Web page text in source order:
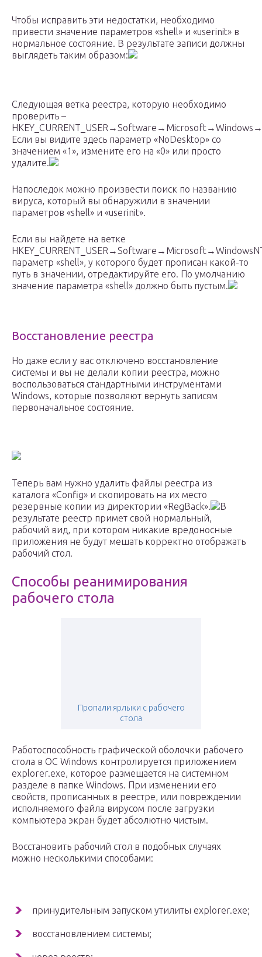
Чтобы исправить эти недостатки, необходимо
привести значение параметров «shell» и «userinit» в
нормальное состояние. В результате записи должны
выглядеть таким образом:
Следующая ветка реестра, которую необходимо
проверить –
Если вы видите здесь параметр «NoDesktop» со
значением «1», измените его на «0» или просто
удалите.
Напоследок можно произвести поиск по названию
вируса, который вы обнаружили в значении
параметров «shell» и «userinit».
Если вы найдете на ветке
параметр «shell», у которого будет прописан какой-то
путь в значении, отредактируйте его. По умолчанию
значение параметра «shell» должно быть пустым.
Восстановление реестра
Но даже если у вас отключено восстановление
системы и вы не делали копии реестра, можно
воспользоваться стандартными инструментами
Windows, которые позволяют вернуть записям
первоначальное состояние.
Теперь вам нужно удалить файлы реестра из
каталога «Config» и скопировать на их место
резервные копии из директории «RegBack».
В
результате реестр примет свой нормальный,
рабочий вид, при котором никакие вредоносные
приложения не будут мешать корректно отображать
рабочий стол.
Способы реанимирования
рабочего стола
Пропали ярлыки с рабочего
стола
Работоспособность графической оболочки рабочего
стола в ОС Windows контролируется приложением
explorer.exe, которое размещается на системном
разделе в папке Windows. При изменении его
свойств, прописанных в реестре, или повреждении
исполняемого файла вирусом после загрузки
компьютера экран будет абсолютно чистым.
Восстановить рабочий стол в подобных случаях
можно несколькими способами:
принудительным запуском утилиты explorer.exe;
восстановлением системы;